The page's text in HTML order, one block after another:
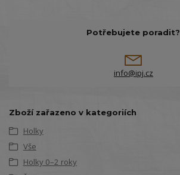
Potřebujete poradit?
info@ipj.cz
Zboží zařazeno v kategoriích
Holky
Vše
Holky 0–2 roky